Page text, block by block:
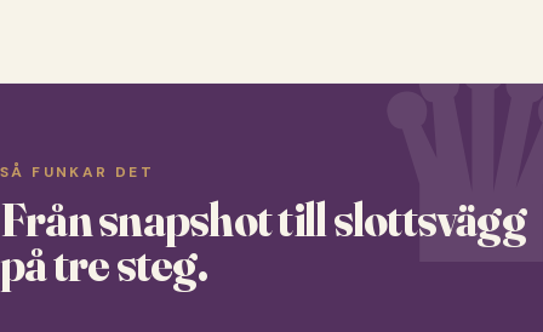
SÅ FUNKAR DET
Från snapshot till slottsvägg
på tre steg.